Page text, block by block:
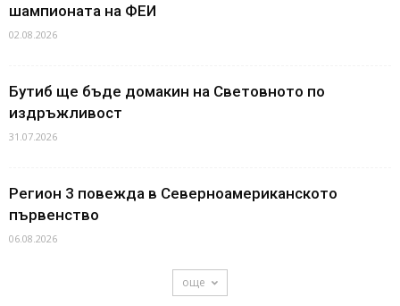
шампионата на ФЕИ
02.08.2026
Бутиб ще бъде домакин на Световното по
издръжливост
31.07.2026
Регион 3 повежда в Северноамериканското
първенство
06.08.2026
още